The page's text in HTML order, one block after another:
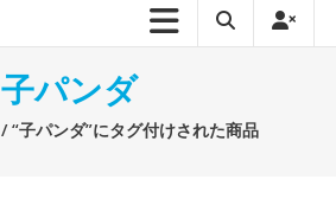
子パンダ
/ “子パンダ”にタグ付けされた商品